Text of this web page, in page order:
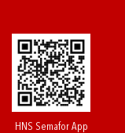
HNS Semafor App